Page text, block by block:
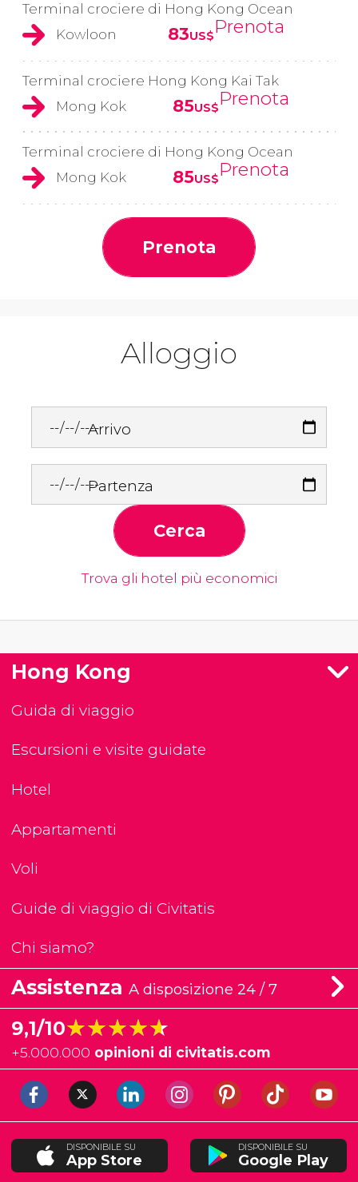
Terminal crociere di Hong Kong Ocean
Kowloon
83US$Prenota
Terminal crociere Hong Kong Kai Tak
Mong Kok
85US$Prenota
Terminal crociere di Hong Kong Ocean
Mong Kok
85US$Prenota
Prenota
Alloggio
Arrivo
Partenza
Cerca
Trova gli hotel più economici
Hong Kong
Guida di viaggio
Escursioni e visite guidate
Hotel
Appartamenti
Voli
Guide di viaggio di Civitatis
Chi siamo?
Assistenza A disposizione 24 / 7
9,1/10★★★★★
★★★★★
+5.000.000 opinioni di civitatis.com
DISPONIBILE SU
App Store
DISPONIBILE SU
Google Play